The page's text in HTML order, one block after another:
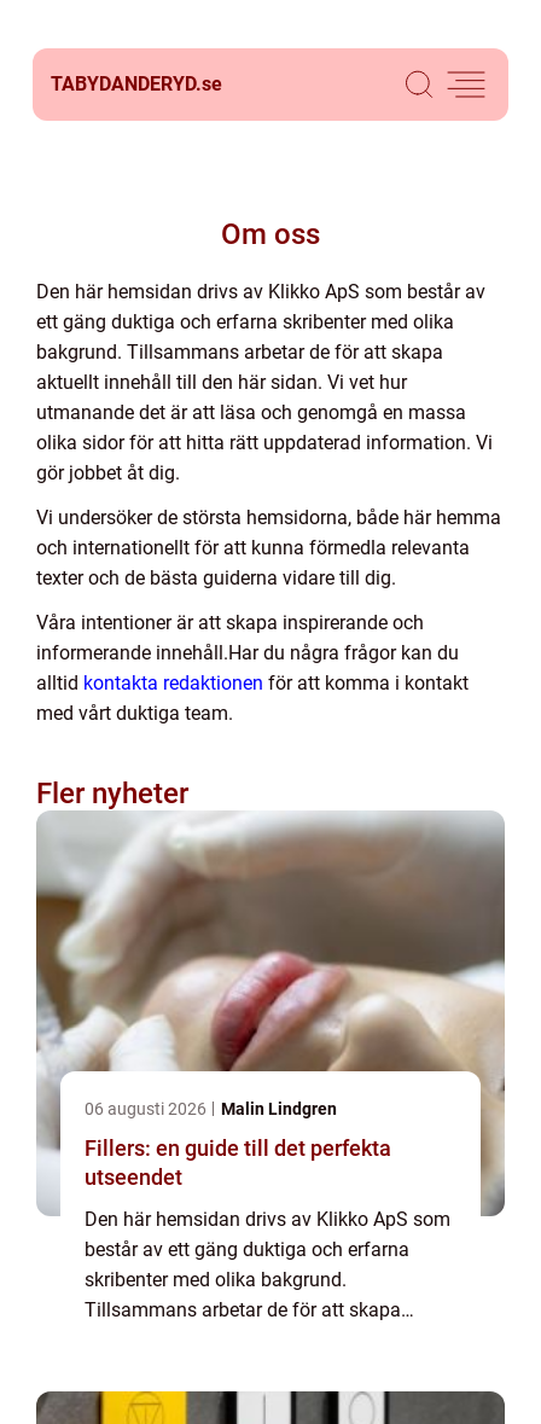
TABYDANDERYD.se
Om oss
Den här hemsidan drivs av Klikko ApS som består av
ett gäng duktiga och erfarna skribenter med olika
bakgrund. Tillsammans arbetar de för att skapa
aktuellt innehåll till den här sidan. Vi vet hur
utmanande det är att läsa och genomgå en massa
olika sidor för att hitta rätt uppdaterad information. Vi
gör jobbet åt dig.
Vi undersöker de största hemsidorna, både här hemma
och internationellt för att kunna förmedla relevanta
texter och de bästa guiderna vidare till dig.
Våra intentioner är att skapa inspirerande och
informerande innehåll.Har du några frågor kan du
alltid kontakta redaktionen för att komma i kontakt
med vårt duktiga team.
Fler nyheter
06 augusti 2026 Malin Lindgren
Fillers: en guide till det perfekta
utseendet
Den här hemsidan drivs av Klikko ApS som
består av ett gäng duktiga och erfarna
skribenter med olika bakgrund.
Tillsammans arbetar de för att skapa
massa olika ...